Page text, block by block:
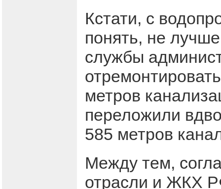
Кстати, с
понять, не
службы
метров
переложили
585 метров
Между тем,
отрасли и ЖКХ